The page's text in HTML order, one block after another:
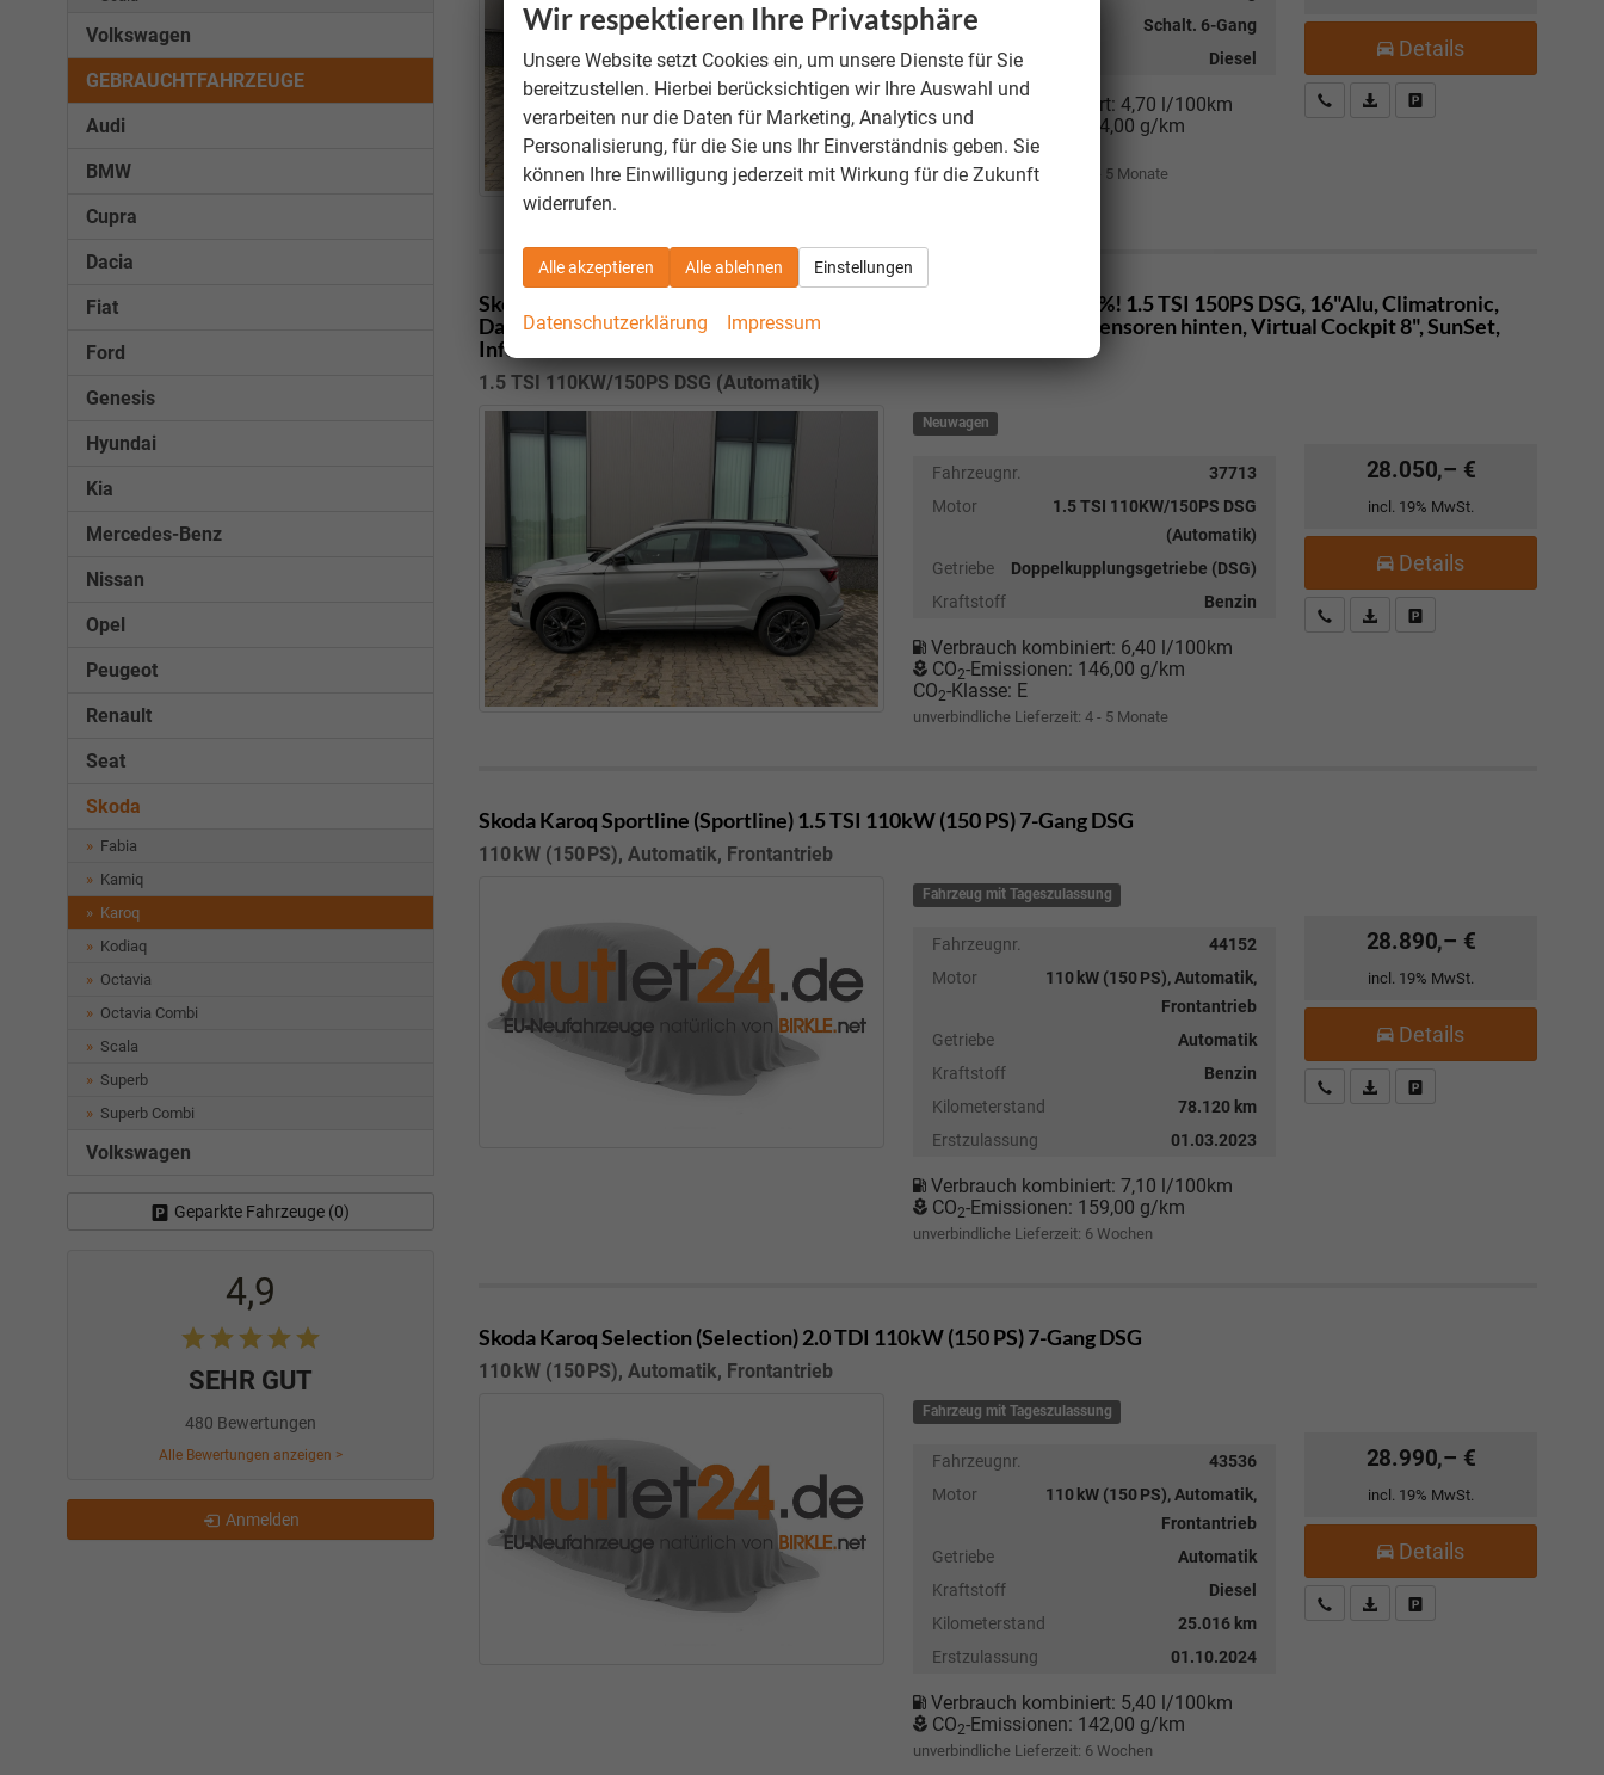
Getriebe
Schalt. 6-Gang
Kraftstoff
Diesel
Verbrauch kombiniert:4,70 l/100km
CO -Emissionen:
124,00 g/km
CO2-Klasse: D
unverbindliche Lieferzeit: 4 - 5 Monate
Details
Kostenloser Rückruf-Service
PDF-Datei, Fahrzeugexposé
Skoda Karoq
Selection Angebot f. Menschen mit Behinderung 100%! 1.5 TSI 150PS DSG, 16"Alu, Climatronic,
Dachreling, M-Lederlenkrad, LED-Scheinwerfer, Tempomat, Parksensoren hinten, Virtual Cockpit 8", SunSet,
Infotainment 8" + Wireless SmartLink
1.5 TSI 110KW/150PS DSG (Automatik)
Neuwagen
Fahrzeugnr.
37713
Motor
1.5 TSI 110KW/150PS DSG
(Automatik)
Getriebe
Doppelkupplungsgetriebe (DSG)
Kraftstoff
Benzin
Verbrauch kombiniert: 6,40 l/100km
CO2-Emissionen: 146,00 g/km
CO2-Klasse: E
unverbindliche Lieferzeit: 4 - 5 Monate
28.050,– €
incl. 19% MwSt.
Details
Kostenloser Rückruf-Service
PDF-Datei, Fahrzeugexposé
Skoda KaroqSportline (Sportline) 1.5 TSI 110kW (150 PS) 7-Gang DSG
110 kW (150 PS), Automatik, Frontantrieb
Fahrzeug mit Tageszulassung
Fahrzeugnr.
44152
Motor
110 kW (150 PS), Automatik,
Frontantrieb
Getriebe
Automatik
Kraftstoff
Benzin
Kilometerstand
78.120 km
Erstzulassung
01.03.2023
Verbrauch kombiniert:7,10 l/100km
CO2-Emissionen: 159,00 g/km
unverbindliche Lieferzeit: 6 Wochen
28.890,– €
incl. 19% MwSt.
Details
Kostenloser Rückruf-Service
PDF-Datei, Fahrzeugexposé
Skoda KaroqSelection (Selection) 2.0 TDI 110kW (150 PS) 7-Gang DSG
110 kW (150 PS), Automatik, Frontantrieb
Fahrzeug mit Tageszulassung
Fahrzeugnr.
43536
Motor
110 kW (150 PS), Automatik,
Frontantrieb
Getriebe
Automatik
Kraftstoff
Diesel
Kilometerstand
25.016 km
Erstzulassung
01.10.2024
Verbrauch kombiniert: 5,40 l/100km
CO2-Emissionen: 142,00 g/km
unverbindliche Lieferzeit: 6 Wochen
28.990,– €
incl. 19% MwSt.
Details
Kostenloser Rückruf-Service
PDF-Datei, Fahrzeugexposé
Volkswagen
GEBRAUCHTFAHRZEUGE
Audi
BMW
Cupra
Dacia
Fiat
Ford
Genesis
Hyundai
Kia
Mercedes-Benz
Nissan
Opel
Peugeot
Renault
Seat
Skoda
Fabia
Kamiq
Karoq
Kodiaq
Octavia
Octavia Combi
Scala
Superb
Superb Combi
Volkswagen
Geparkte Fahrzeuge (0)
4,9
SEHR GUT
480 Bewertungen
Alle Bewertungen anzeigen >
Anmelden
Wir respektieren Ihre Privatsphäre
Unsere Website setzt Cookies ein, um unsere Dienste für Sie
bereitzustellen. Hierbei berücksichtigen wir Ihre Auswahl und
verarbeiten nur die Daten für Marketing, Analytics und
Personalisierung, für die Sie uns Ihr Einverständnis geben. Sie
können Ihre Einwilligung jederzeit mit Wirkung für die Zukunft
widerrufen.
Alle akzeptieren Alle ablehnen Einstellungen
Datenschutzerklärung Impressum